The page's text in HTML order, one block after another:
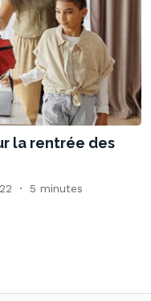
la rentrée des
5 minutes